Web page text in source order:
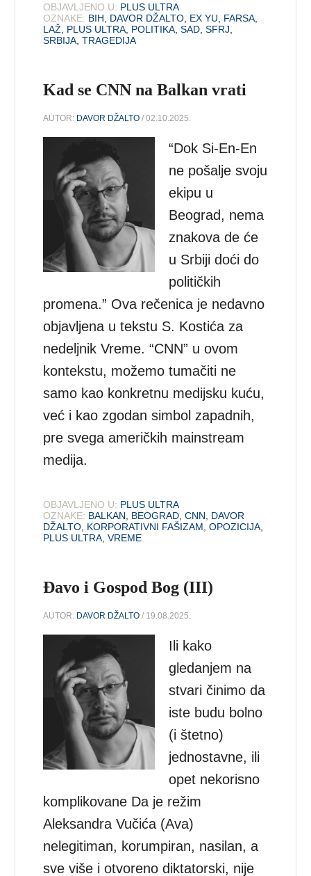
OBJAVLJENO U: PLUS ULTRA
OZNAKE: BIH DAVOR DŽALTO EX YU FARSA
LAŽ
PLUS ULTRA POLITIKA ,SAD ,SFRJ
SRBIJA ,TRAGEDIJA
Kad se CNN na Balkan vrati
AUTOR: DAVOR DŽALTO / 02.10.2025.
“Dok Si-En-En
ne pošalje svoju
ekipu u
Beograd, nema
znakova de će
u Srbiji doći do
političkih
promena.” Ova rečenica je nedavno
objavljena u tekstu S. Kostića za
nedeljnik Vreme. “CNN” u ovom
kontekstu, možemo tumačiti ne
samo kao konkretnu medijsku kuću,
već i kao zgodan simbol zapadnih,
pre svega američkih mainstream
medija.
OBJAVLJENO U: PLUS ULTRA
OZNAKE: BALKAN BEOGRAD ,CNN
DAVOR
DŽALTO KORPORATIVNI FAŠIZAM ,OPOZICIJA
PLUS ULTRA ,VREME
Đavo i Gospod Bog (III)
AUTOR: DAVOR DŽALTO / 19.08.2025.
Ili kako
gledanjem na
stvari činimo da
iste budu bolno
(i štetno)
jednostavne, ili
opet nekorisno
komplikovane Da je režim
Aleksandra Vučića (Ava)
nelegitiman, korumpiran, nasilan, a
sve više i otvoreno diktatorski, nije